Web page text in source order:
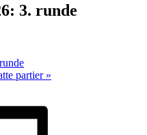
3. runde
partier »